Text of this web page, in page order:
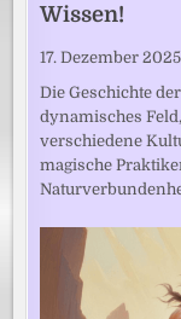
Wissen!
17. Dezember 2025
Die Geschichte
dynamisches
verschiedene
magische